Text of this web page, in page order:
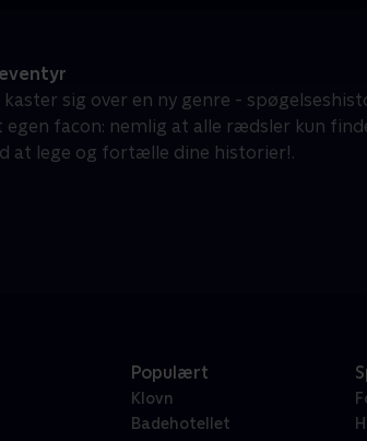
sig over en ny genre -
egen facon: nemlig at alle rædsler kun
at lege og fortælle dine historier!.
Populært
Klovn
Badehotellet